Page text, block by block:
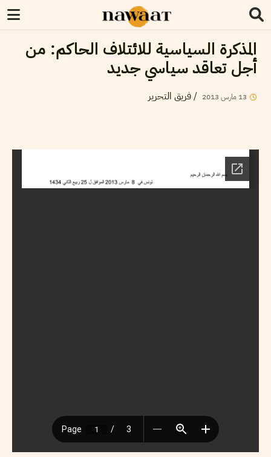
المذكرة السياسية للائتلاف الحاكم: من
أجل تعاقد سياسي جديد
13 مارس 2013
/فريق التحرير